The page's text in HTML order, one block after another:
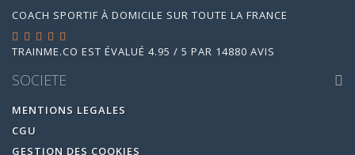
COACH SPORTIF À DOMICILE SUR TOUTE LA FRANCE
TRAINME.CO EST ÉVALUÉ 4.95 / 5 PAR 14880 AVIS
SOCIETE
MENTIONS LEGALES
CGU
GESTION DES COOKIES